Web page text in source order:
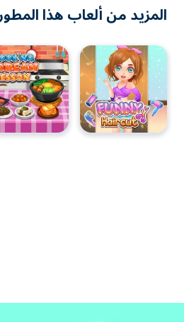
المزيد من ألعاب هذا المطور